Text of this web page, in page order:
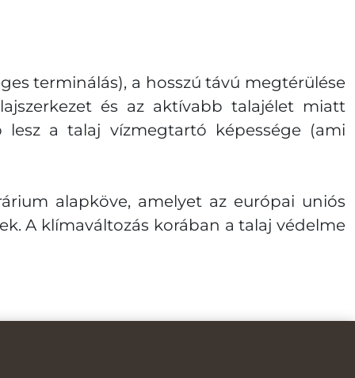
terminálás), a hosszú távú megtérülése
és az aktívabb talajélet miatt
lesz a talaj vízmegtartó képessége (ami
alapköve, amelyet az európai uniós
A klímaváltozás korában a talaj védelme